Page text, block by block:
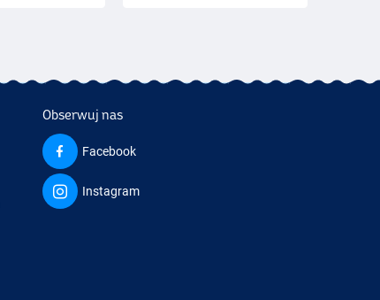
Obserwuj nas
Facebook
Instagram